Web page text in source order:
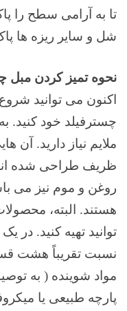
تا به آرامی سطح را
شل و سایر ریزه ها
نحوه تمیز کردن مبل
اکنون می توانید
چسترفیلد خود کنید.
ملایم نیاز دارید.
ظریف طراحی شده
روغن و موم نیز می
هستند. البته،
توانید تهیه کنید. در
نسبت تقریباً هشت
مواد شوینده ( به
پارچه طبیعی یا